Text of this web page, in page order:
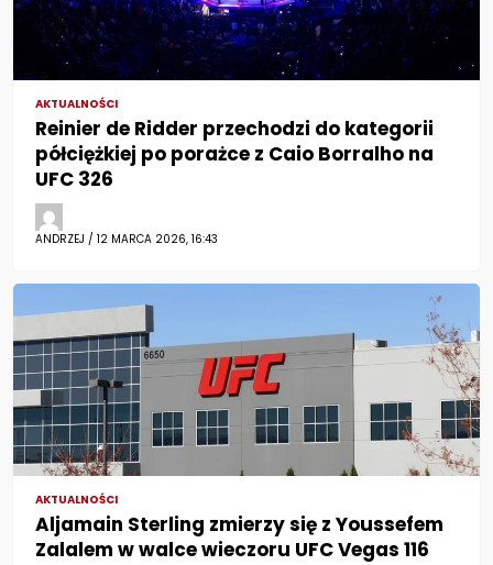
AKTUALNOŚCI
Reinier de Ridder przechodzi do kategorii
półciężkiej po porażce z Caio Borralho na
UFC 326
ANDRZEJ / 12 MARCA 2026, 16:43
AKTUALNOŚCI
Aljamain Sterling zmierzy się z Youssefem
Zalalem w walce wieczoru UFC Vegas 116